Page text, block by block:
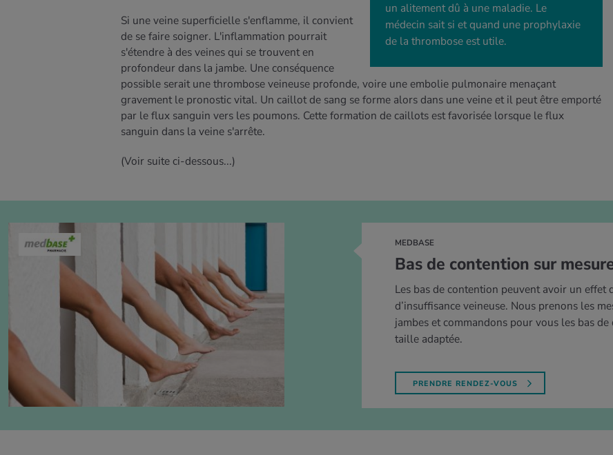
un alitement dû à une maladie. Le
médecin sait si et quand une prophylaxie
de la thrombose est utile.
Si une veine superficielle s'enflamme, il convient
de se faire soigner. L'inflammation pourrait
s'étendre à des veines qui se trouvent en
profondeur dans la jambe. Une conséquence
possible serait une thrombose veineuse profonde, voire une embolie pulmonaire menaçant
gravement le pronostic vital. Un caillot de sang se forme alors dans une veine et il peut être emporté
par le flux sanguin vers les poumons. Cette formation de caillots est favorisée lorsque le flux
sanguin dans la veine s'arrête.
(Voir suite ci-dessous...)
MEDBASE
Bas de contention sur
Les bas de contention peuvent avoir un effet
d’insuffisance veineuse. Nous prenons les
jambes et commandons pour vous les bas
taille adaptée.
PRENDRE RENDEZ-VOUS